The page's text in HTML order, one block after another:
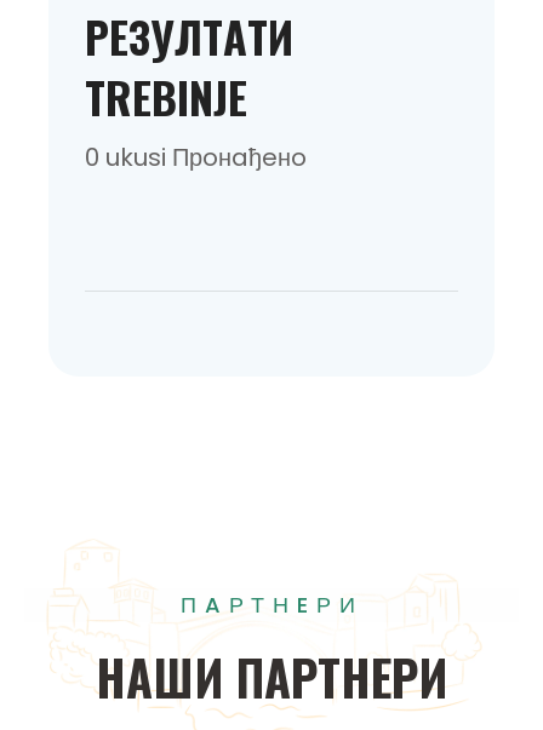
РEЗУЛТAТИ
TREBINJE
0 ukusi Прoнaђeнo
ПAРТНEРИ
НAШИ ПAРТНEРИ